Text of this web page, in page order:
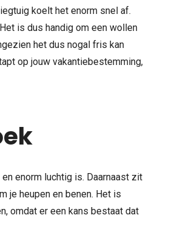
koelt het enorm snel af.
is dus handig om een wollen
het dus nogal fris kan
op jouw vakantiebestemming,
enorm luchtig is. Daarnaast zit
je heupen en benen. Het is
omdat er een kans bestaat dat